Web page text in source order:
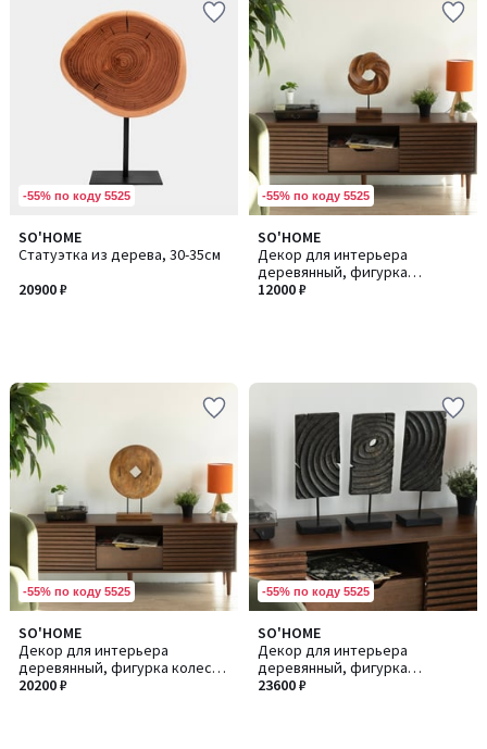
-55% по коду 5525
SO'HOME
Статуэтка из дерева, 30-35см
20900 ₽
-55% по коду 5525
SO'HOME
Декор для интерьера
деревянный, фигурка
абстракция из манго
12000 ₽
-55% по коду 5525
SO'HOME
Декор для интерьера
деревянный, фигурка колесо
из манго
20200 ₽
-55% по коду 5525
SO'HOME
Декор для интерьера
деревянный, фигурка
абстракция из манго
23600 ₽